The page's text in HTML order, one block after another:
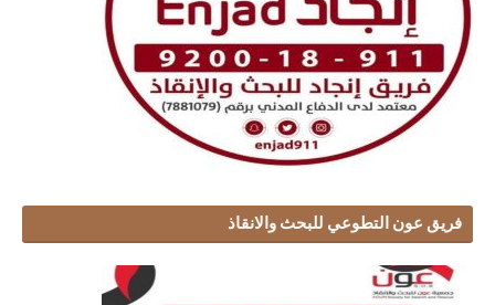
فريق عون التطوعي للبحث والانقاذ